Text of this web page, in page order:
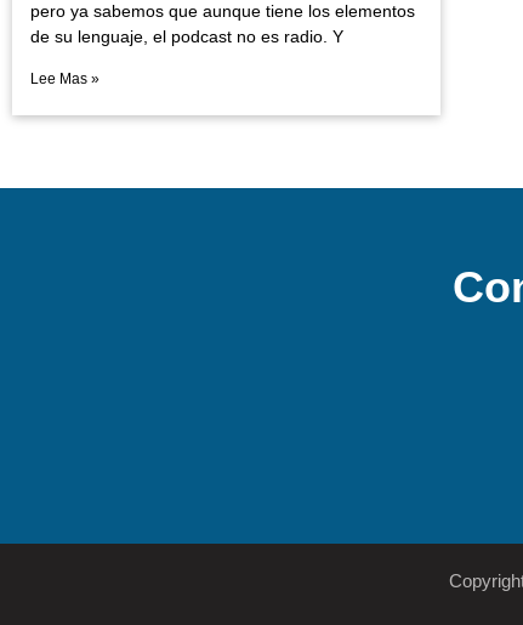
pero ya sabemos que aunque tiene los elementos
de su lenguaje, el podcast no es radio. Y
Lee Mas »